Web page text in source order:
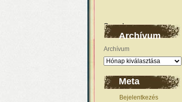
Archívum
Archívum
Meta
Bejelentkezés